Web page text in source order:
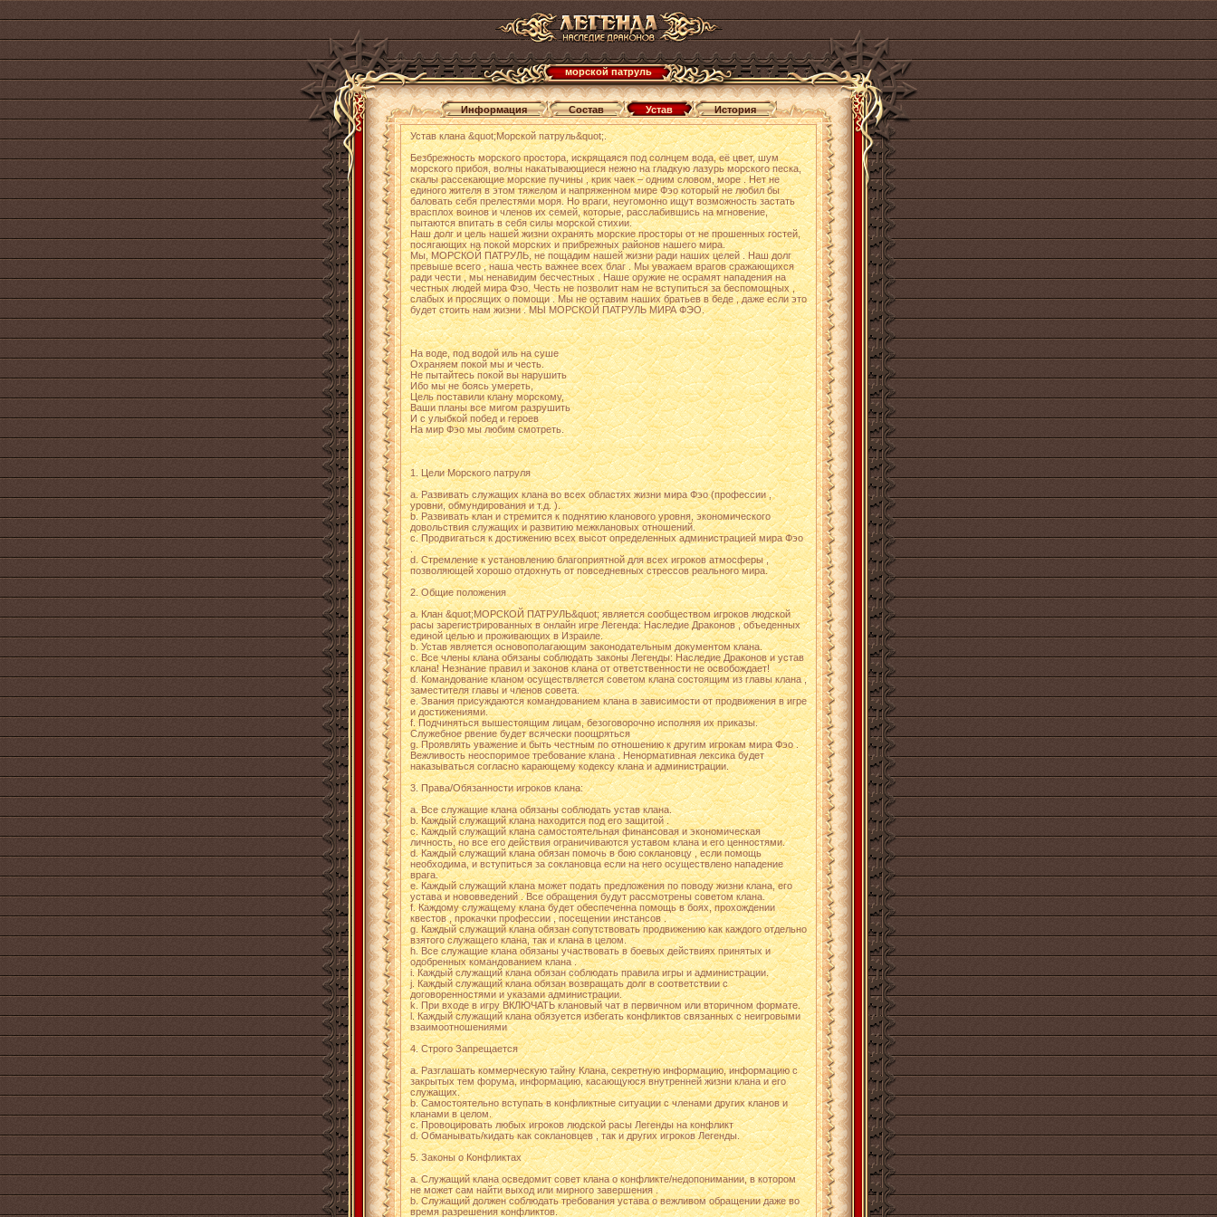
морской патруль
Информация Состав Устав История
Устав клана &quot;Морской патруль&quot;.
Безбрежность морского простора, искрящаяся под солнцем вода, её цвет, шум
морского прибоя, волны накатывающиеся нежно на гладкую лазурь морского песка,
скалы рассекающие морские пучины , крик чаек – одним словом, море . Нет не
единого жителя в этом тяжелом и напряженном мире Фэо который не любил бы
баловать себя прелестями моря. Но враги, неугомонно ищут возможность застать
врасплох воинов и членов их семей, которые, расслабившись на мгновение,
пытаются впитать в себя силы морской стихии.
Наш долг и цель нашей жизни охранять морские просторы от не прошенных гостей,
посягающих на покой морских и прибрежных районов нашего мира.
Мы, МОРСКОЙ ПАТРУЛЬ, не пощадим нашей жизни ради наших целей . Наш долг
превыше всего , наша честь важнее всех благ . Мы уважаем врагов сражающихся
ради чести , мы ненавидим бесчестных . Наше оружие не осрамят нападения на
честных людей мира Фэо. Честь не позволит нам не вступиться за беспомощных ,
слабых и просящих о помощи . Мы не оставим наших братьев в беде , даже если это
будет стоить нам жизни . МЫ МОРСКОЙ ПАТРУЛЬ МИРА ФЭО.
На воде, под водой иль на суше
Охраняем покой мы и честь.
Не пытайтесь покой вы нарушить
Ибо мы не боясь умереть,
Цель поставили клану морскому,
Ваши планы все мигом разрушить
И с улыбкой побед и героев
На мир Фэо мы любим смотреть.
1. Цели Морского патруля
a. Развивать служащих клана во всех областях жизни мира Фэо (профессии ,
уровни, обмундирования и т.д. ).
b. Развивать клан и стремится к поднятию кланового уровня, экономического
довольствия служащих и развитию межклановых отношений.
c. Продвигаться к достижению всех высот определенных администрацией мира Фэо
.
d. Стремление к установлению благоприятной для всех игроков атмосферы ,
позволяющей хорошо отдохнуть от повседневных стрессов реального мира.
2. Общие положения
a. Клан &quot;МОРСКОЙ ПАТРУЛЬ&quot; является сообществом игроков людской
расы зарегистрированных в онлайн игре Легенда: Наследие Драконов , объеденных
единой целью и проживающих в Израиле.
b. Устав является основополагающим законодательным документом клана.
c. Все члены клана обязаны соблюдать законы Легенды: Наследие Драконов и устав
клана! Незнание правил и законов клана от ответственности не освобождает!
d. Командование кланом осуществляется советом клана состоящим из главы клана ,
заместителя главы и членов совета.
e. Звания присуждаются командованием клана в зависимости от продвижения в игре
и достижениями.
f. Подчиняться вышестоящим лицам, безоговорочно исполняя их приказы.
Служебное рвение будет всячески поощряться
g. Проявлять уважение и быть честным по отношению к другим игрокам мира Фэо .
Вежливость неоспоримое требование клана . Ненормативная лексика будет
наказываться согласно карающему кодексу клана и администрации.
3. Права/Обязанности игроков клана:
a. Все служащие клана обязаны соблюдать устав клана.
b. Каждый служащий клана находится под его защитой .
c. Каждый служащий клана самостоятельная финансовая и экономическая
личность, но все его действия ограничиваются уставом клана и его ценностями.
d. Каждый служащий клана обязан помочь в бою соклановцу , если помощь
необходима, и вступиться за соклановца если на него осуществлено нападение
врага.
e. Каждый служащий клана может подать предложения по поводу жизни клана, его
устава и нововведений . Все обращения будут рассмотрены советом клана.
f. Каждому служащему клана будет обеспеченна помощь в боях, прохождении
квестов , прокачки профессии , посещении инстансов .
g. Каждый служащий клана обязан сопутствовать продвижению как каждого отдельно
взятого служащего клана, так и клана в целом.
h. Все служащие клана обязаны участвовать в боевых действиях принятых и
одобренных командованием клана .
i. Каждый служащий клана обязан соблюдать правила игры и администрации.
j. Каждый служащий клана обязан возвращать долг в соответствии с
договоренностями и указами администрации.
k. При входе в игру ВКЛЮЧАТЬ клановый чат в первичном или вторичном формате.
l. Каждый служащий клана обязуется избегать конфликтов связанных с неигровыми
взаимоотношениями
4. Строго Запрещается
a. Разглашать коммерческую тайну Клана, секретную информацию, информацию с
закрытых тем форума, информацию, касающуюся внутренней жизни клана и его
служащих.
b. Самостоятельно вступать в конфликтные ситуации с членами других кланов и
кланами в целом.
c. Провоцировать любых игроков людской расы Легенды на конфликт
d. Обманывать/кидать как соклановцев , так и других игроков Легенды.
5. Законы о Конфликтах
a. Служащий клана осведомит совет клана о конфликте/недопонимании, в котором
не может сам найти выход или мирного завершения .
b. Служащий должен соблюдать требования устава о вежливом обращении даже во
время разрешения конфликтов.